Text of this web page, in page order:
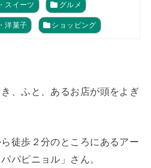
スイーツ グルメ
洋菓子 ショッピング
、ふと、あるお店が頭をよぎ
徒歩２分のところにあるアー
パピニョル」さん。